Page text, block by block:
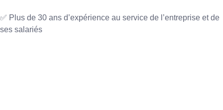
✅ Plus de 30 ans d’expérience au service de l’entreprise et de
ses salariés